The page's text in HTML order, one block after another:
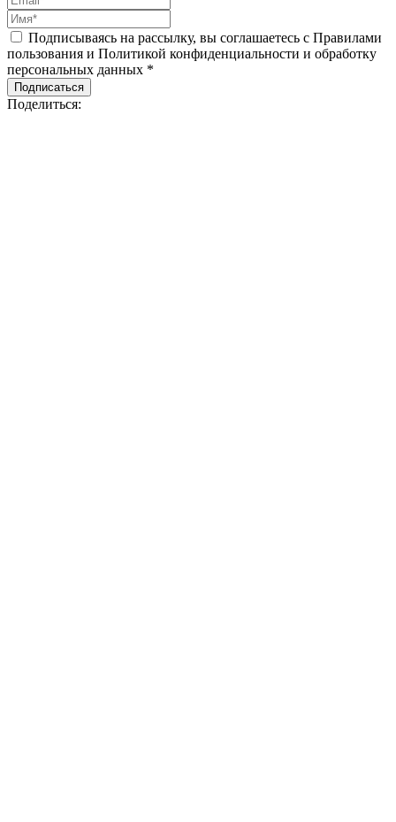
Подписываясь на рассылку, вы соглашаетесь с Правилами
пользования и Политикой конфиденциальности и обработку
персональных данных *
Подписаться
Поделиться: